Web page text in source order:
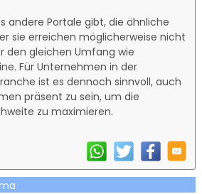
andere Portale gibt, die ähnliche
sie erreichen möglicherweise nicht
den gleichen Umfang wie
Für Unternehmen in der
ist es dennoch sinnvoll, auch
präsent zu sein, um die
zu maximieren.